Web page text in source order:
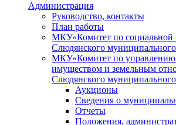
Администрация
Руководство, контакты
План работы
МКУ«Комитет по социальной
Слюдянского
МКУ«Комитет по
имуществом и земельным
Слюдянского
Аукционы
Сведения о
Отчеты
Положения,